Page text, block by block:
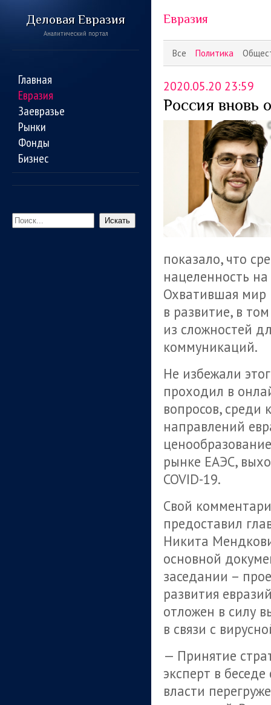
Деловая Евразия
Аналитический портал
Главная
Евразия
Заевразье
Рынки
Фонды
Бизнес
Искать
Все Политика
Евразия
2020.05.20 23:59
Россия вновь
показало, что
нацеленность
Охватившая мир
в развитие, в
из сложностей
коммуникаций.
Не избежали
проходил в
вопросов, среди
направлений
рынке ЕАЭС,
COVID-19.
Свой
предоставил
Никита
основной
заседании –
развития
отложен в силу
в связи с
— Принятие
эксперт в
власти